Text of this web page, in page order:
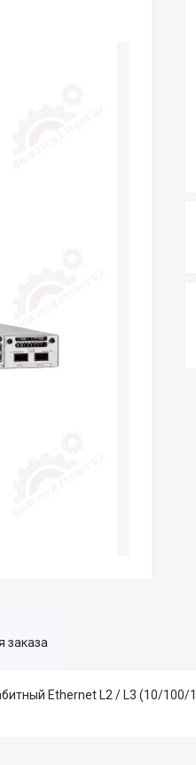
заказа
Ethernet L2 / L3 (10/